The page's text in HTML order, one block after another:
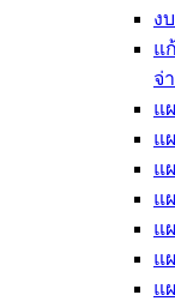
ง
แ
จ่
แ
แ
แ
แ
แ
แ
แ